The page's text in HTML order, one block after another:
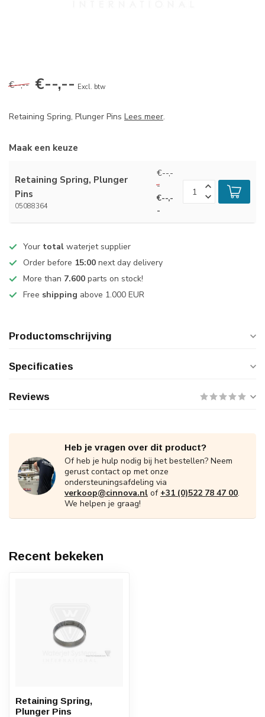
€--,-- €--,-- Excl. btw
Retaining Spring, Plunger Pins Lees meer.
Maak een keuze
Retaining Spring, Plunger
Pins
05088364
€--,-
-
€--,-
-
Your total waterjet supplier
Order before 15:00 next day delivery
More than 7.600 parts on stock!
Free shipping above 1.000 EUR
Productomschrijving
Specificaties
Reviews
Heb je vragen over dit product?
Of heb je hulp nodig bij het bestellen? Neem
gerust contact op met onze
ondersteuningsafdeling via
verkoop@cinnova.nl of +31 (0)522 78 47 00.
We helpen je graag!
Recent bekeken
Retaining Spring,
Plunger Pins